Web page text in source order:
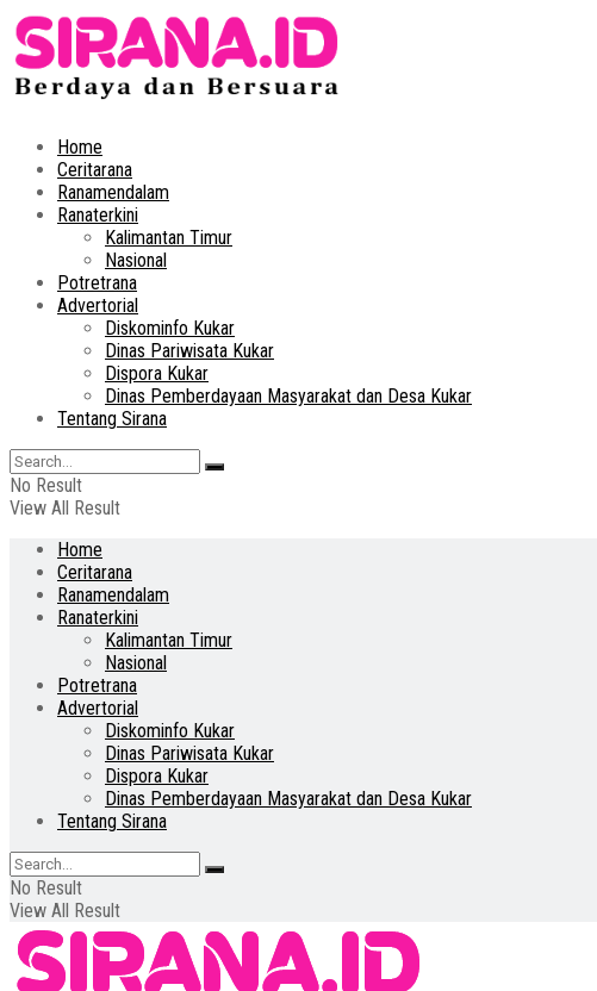
Home
Ceritarana
Ranamendalam
Ranaterkini
Kalimantan Timur
Nasional
Potretrana
Advertorial
Diskominfo Kukar
Dinas Pariwisata Kukar
Dispora Kukar
Dinas Pemberdayaan Masyarakat dan Desa Kukar
Tentang Sirana
No Result
View All Result
Home
Ceritarana
Ranamendalam
Ranaterkini
Kalimantan Timur
Nasional
Potretrana
Advertorial
Diskominfo Kukar
Dinas Pariwisata Kukar
Dispora Kukar
Dinas Pemberdayaan Masyarakat dan Desa Kukar
Tentang Sirana
No Result
View All Result